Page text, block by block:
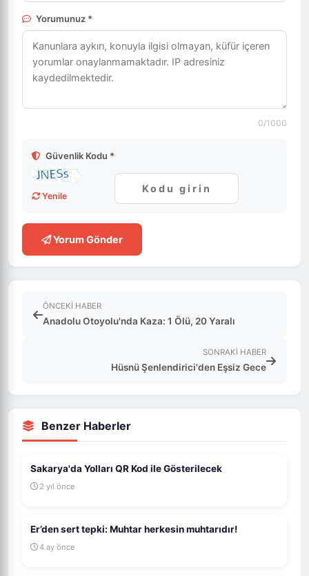
Yorumunuz *
0/1000
Güvenlik Kodu *
Yenile
Yorum Gönder
ÖNCEKI HABER
Anadolu Otoyolu'nda Kaza: 1 Ölü, 20 Yaralı
SONRAKI HABER
Hüsnü Şenlendirici'den Eşsiz Gece
Benzer Haberler
Sakarya'da Yolları QR Kod ile Gösterilecek
2 yıl önce
Er’den sert tepki: Muhtar herkesin muhtarıdır!
4 ay önce